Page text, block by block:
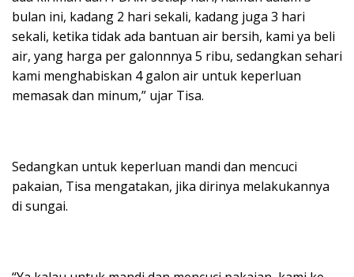
bulan ini, kadang 2 hari sekali, kadang juga 3 hari
sekali, ketika tidak ada bantuan air bersih, kami ya beli
air, yang harga per galonnnya 5 ribu, sedangkan sehari
kami menghabiskan 4 galon air untuk keperluan
memasak dan minum,” ujar Tisa.
Sedangkan untuk keperluan mandi dan mencuci
pakaian, Tisa mengatakan, jika dirinya melakukannya
di sungai.